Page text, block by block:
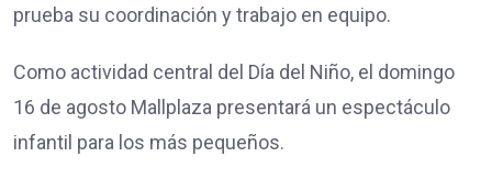
prueba su coordinación y trabajo en equipo.
Como actividad central del Día del Niño, el domingo
16 de agosto Mallplaza presentará un espectáculo
infantil para los más pequeños.